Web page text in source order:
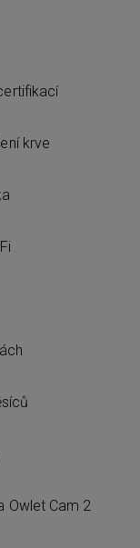
krve
Owlet Cam 2